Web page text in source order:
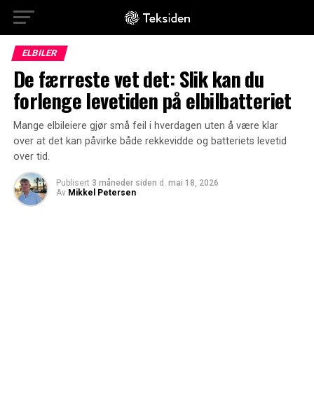
ELBILER
De færreste vet det: Slik kan du
forlenge levetiden på elbilbatteriet
Mange elbileiere gjør små feil i hverdagen uten å være klar
over at det kan påvirke både rekkevidde og batteriets levetid
over tid.
Publisert 3 måneder siden d. mai 18, 2026
Av Mikkel Petersen